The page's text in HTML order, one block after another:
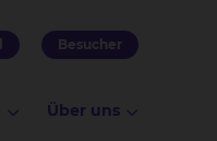
Besucher
Über uns